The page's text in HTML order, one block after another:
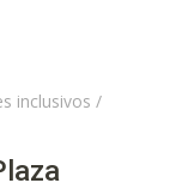
inclusivos /